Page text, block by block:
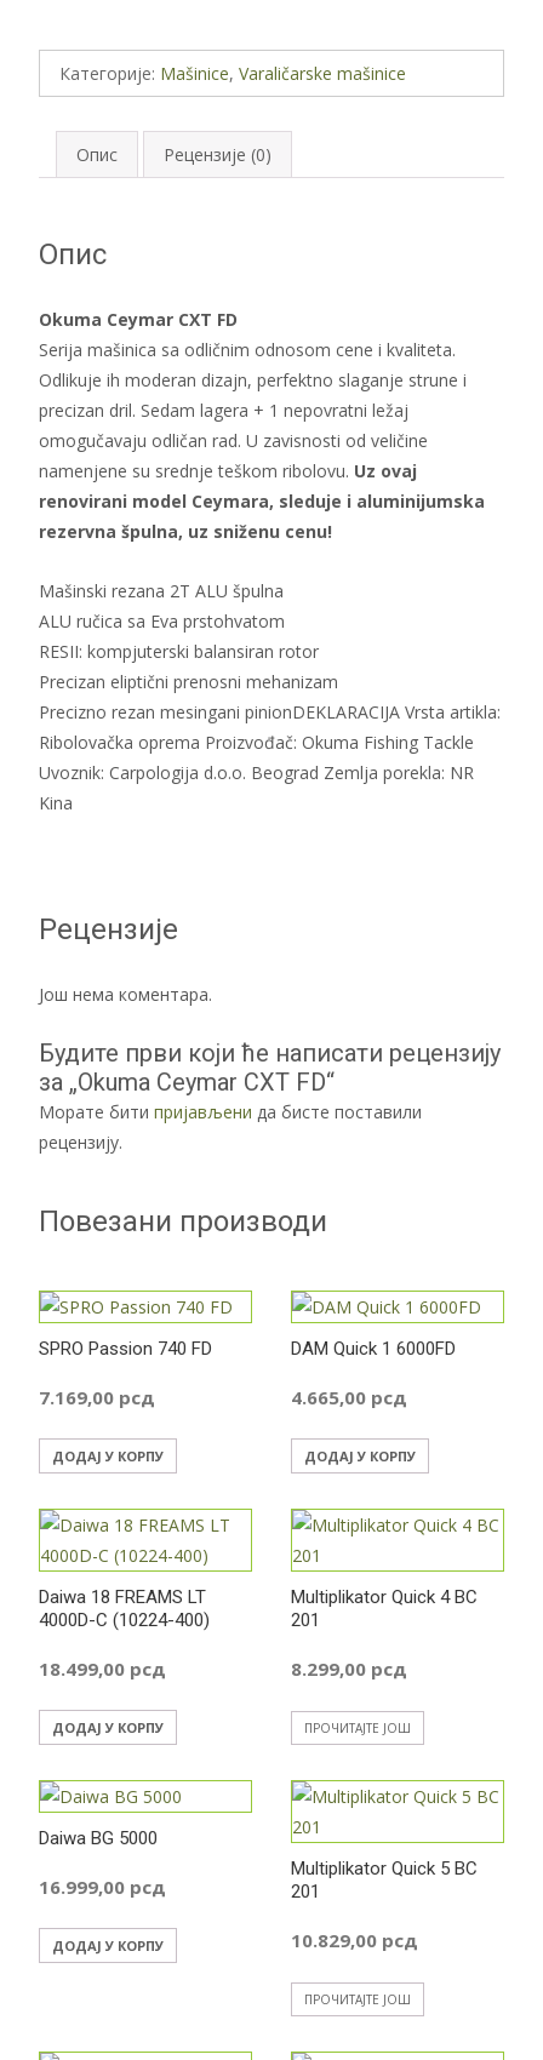
Категорије: Mašinice, Varaličarske mašinice
Опис Рецензије (0)
Опис
Okuma Ceymar CXT FD
Serija mašinica sa odličnim odnosom cene i kvaliteta.
Odlikuje ih moderan dizajn, perfektno slaganje strune i
precizan dril. Sedam lagera + 1 nepovratni ležaj
omogučavaju odličan rad. U zavisnosti od veličine
namenjene su srednje teškom ribolovu. Uz ovaj
renovirani model Ceymara, sleduje i aluminijumska
rezervna špulna, uz sniženu cenu!
Mašinski rezana 2T ALU špulna
ALU ručica sa Eva prstohvatom
RESII: kompjuterski balansiran rotor
Precizan eliptični prenosni mehanizam
Precizno rezan mesingani pinionDEKLARACIJA Vrsta artikla:
Ribolovačka oprema Proizvođač: Okuma Fishing Tackle
Uvoznik: Carpologija d.o.o. Beograd Zemlja porekla: NR
Kina
Рецензије
Још нема коментара.
Будите први који ће написати рецензију
за „Okuma Ceymar CXT FD“
Морате бити пријављени да бисте поставили
рецензију.
Повезани производи
SPRO Passion 740 FD
7.169,00 рсд
ДОДАЈ У КОРПУ
DAM Quick 1 6000FD
4.665,00 рсд
ДОДАЈ У КОРПУ
Daiwa 18 FREAMS LT
4000D-C (10224-400)
18.499,00 рсд
ДОДАЈ У КОРПУ
Multiplikator Quick 4 BC
201
8.299,00 рсд
ПРОЧИТАЈТЕ ЈОШ
Daiwa BG 5000
16.999,00 рсд
ДОДАЈ У КОРПУ
Multiplikator Quick 5 BC
201
10.829,00 рсд
ПРОЧИТАЈТЕ ЈОШ